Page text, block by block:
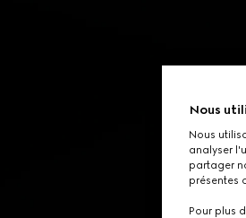
Nous
Nous
analyser
partager
présentes
Pour plus